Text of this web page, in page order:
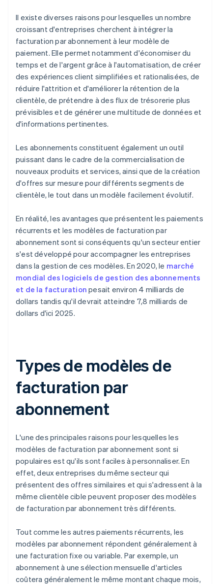
Il existe diverses raisons pour lesquelles un nombre
croissant d'entreprises cherchent à intégrer la
facturation par abonnement à leur modèle de
paiement. Elle permet notamment d'économiser du
temps et de l'argent grâce à l'automatisation, de créer
des expériences client simplifiées et rationalisées, de
réduire l'attrition et d'améliorer la rétention de la
clientèle, de prétendre à des flux de trésorerie plus
prévisibles et de générer une multitude de données et
d'informations pertinentes.
Les abonnements constituent également un outil
puissant dans le cadre de la commercialisation de
nouveaux produits et services, ainsi que de la création
d'offres sur mesure pour différents segments de
clientèle, le tout dans un modèle facilement évolutif.
En réalité, les avantages que présentent les paiements
récurrents et les modèles de facturation par
abonnement sont si conséquents qu'un secteur entier
s'est développé pour accompagner les entreprises
dans la gestion de ces modèles. En 2020, le marché
mondial des logiciels de gestion des abonnements
et de la facturation pesait environ 4 milliards de
dollars tandis qu'il devrait atteindre 7,8 milliards de
dollars d'ici 2025.
Types de modèles de
facturation par
abonnement
L'une des principales raisons pour lesquelles les
modèles de facturation par abonnement sont si
populaires est qu'ils sont faciles à personnaliser. En
effet, deux entreprises du même secteur qui
présentent des offres similaires et qui s'adressent à la
même clientèle cible peuvent proposer des modèles
de facturation par abonnement très différents.
Tout comme les autres paiements récurrents, les
modèles par abonnement répondent généralement à
une facturation fixe ou variable. Par exemple, un
abonnement à une sélection mensuelle d'articles
coûtera généralement le même montant chaque mois,